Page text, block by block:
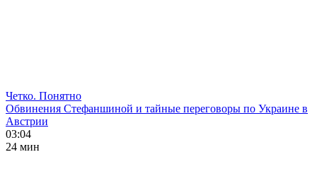
Четко. Понятно
Обвинения Стефаншиной и тайные переговоры по Украине в
Австрии
03:04
24 мин